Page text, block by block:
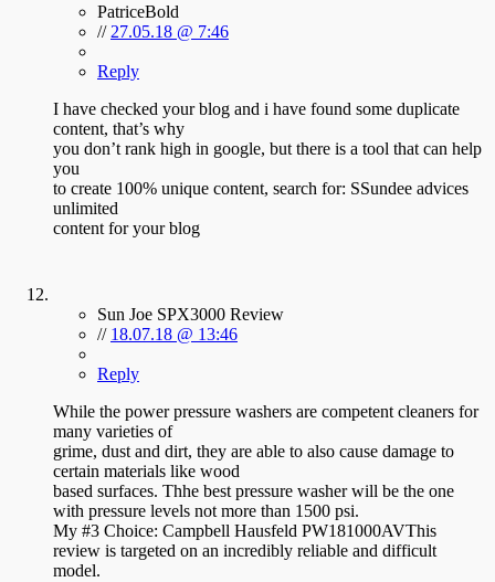
PatriceBold
// 27.05.18 @ 7:46
Reply
I have checked your blog and i have found some duplicate
content, that’s why
you don’t rank high in google, but there is a tool that can help
you
to create 100% unique content, search for: SSundee advices
unlimited
content for your blog
Sun Joe SPX3000 Review
// 18.07.18 @ 13:46
Reply
While the power pressure washers are competent cleaners for
many varieties of
grime, dust and dirt, they are able to also cause damage to
certain materials like wood
based surfaces. Thhe best pressure washer will be the one
with pressure levels not more than 1500 psi.
My #3 Choice: Campbell Hausfeld PW181000AVThis
review is targeted on an incredibly reliable and difficult
model.